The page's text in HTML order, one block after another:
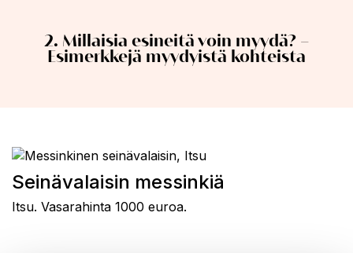
2. Millaisia esineitä voin myydä? –
Esimerkkejä myydyistä kohteista
Seinävalaisin messinkiä
Itsu. Vasarahinta 1000 euroa.